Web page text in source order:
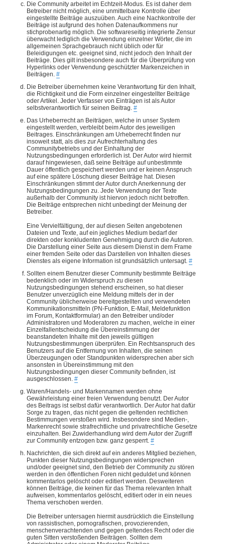
Die Community arbeitet im Echtzeit-Modus. Es ist daher dem
Betreiber nicht möglich, eine unmittelbare Kontrolle über
eingestellte Beiträge auszuüben. Auch eine Nachkontrolle der
Beiträge ist aufgrund des hohen Datenaufkommens nur
stichprobenartig möglich. Die softwareseitig integrierte Zensur
überwacht lediglich die Verwendung einzelner Wörter, die im
allgemeinen Sprachgebrauch nicht üblich oder für
Beleidigungen etc. geeignet sind, nicht jedoch den Inhalt der
Beiträge. Dies gilt insbesondere auch für die Überprüfung von
Hyperlinks oder Verwendung geschützter Markenzeichen in
Beiträgen. #
Die Betreiber übernehmen keine Verantwortung für den Inhalt,
die Richtigkeit und die Form einzelner eingestellter Beiträge
oder Artikel. Jeder Verfasser von Einträgen ist als Autor
selbstverantwortlich für seinen Beitrag. #
Das Urheberrecht an Beiträgen, welche in unser System
eingestellt werden, verbleibt beim Autor des jeweiligen
Beitrages. Einschränkungen am Urheberrecht finden nur
insoweit statt, als dies zur Aufrechterhaltung des
Communitybetriebs und der Einhaltung der
Nutzungsbedingungen erforderlich ist. Der Autor wird hiermit
darauf hingewiesen, daß seine Beiträge auf unbestimmte
Dauer öffentlich gespeichert werden und er keinen Anspruch
auf eine spätere Löschung dieser Beiträge hat. Diesen
Einschränkungen stimmt der Autor durch Anerkennung der
Nutzungsbedingungen zu. Jede Verwendung der Texte
außerhalb der Community ist hiervon jedoch nicht betroffen.
Die Beiträge entsprechen nicht unbedingt der Meinung der
Betreiber.
Eine Vervielfältigung, der auf diesen Seiten angebotenen
Dateien und Texte, auf ein jegliches Medium bedarf der
direkten oder konkludenten Genehmigung durch die Autoren.
Die Darstellung einer Seite aus diesem Dienst in dem Frame
einer fremden Seite oder das Darstellen von Inhalten dieses
Dienstes als eigene Information ist grundsätzlich untersagt. #
Sollten einem Benutzer dieser Community bestimmte Beiträge
bedenklich oder im Widerspruch zu diesen
Nutzungsbedingungen stehend erscheinen, so hat dieser
Benutzer unverzüglich eine Meldung mittels der in der
Community üblicherweise bereitgestellten und verwendeten
Kommunikationsmitteln (PN-Funktion, E-Mail, Meldefunktion
im Forum, Kontaktformular) an den Betreiber und/oder
Administratoren und Moderatoren zu machen, welche in einer
Einzelfallentscheidung die Übereinstimmung der
beanstandeten Inhalte mit den jeweils gültigen
Nutzungsbestimmungen überprüfen. Ein Rechtsanspruch des
Benutzers auf die Entfernung von Inhalten, die seinen
Überzeugungen oder Standpunkten widersprechen aber sich
ansonsten in Übereinstimmung mit den
Nutzungsbedingungen dieser Community befinden, ist
ausgeschlossen. #
Waren/Handels- und Markennamen werden ohne
Gewährleistung einer freien Verwendung benutzt. Der Autor
des Beitrags ist selbst dafür verantwortlich. Der Autor hat dafür
Sorge zu tragen, das nicht gegen die geltenden rechtlichen
Bestimmungen verstoßen wird. Insbesondere sind Medien-,
Markenrecht sowie strafrechtliche und privatrechtliche Gesetze
einzuhalten. Bei Zuwiderhandlung wird dem Autor der Zugriff
zur Community entzogen bzw. ganz gesperrt. #
Nachrichten, die sich direkt auf ein anderes Mitglied beziehen,
Punkten dieser Nutzungsbedingungen widersprechen
und/oder geeignet sind, den Betrieb der Community zu stören
werden in den öffentlichen Foren nicht geduldet und können
kommentarlos gelöscht oder editiert werden. Desweiteren
können Beiträge, die keinen für das Thema relevanten Inhalt
aufweisen, kommentarlos gelöscht, editiert oder in ein neues
Thema verschoben werden.
Die Betreiber untersagen hiermit ausdrücklich die Einstellung
von rassistischen, pornografischen, provozierenden,
menschenverachtenden und gegen geltendes Recht oder die
guten Sitten verstoßenden Beiträgen. Sollten dem